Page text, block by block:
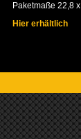
Paketmaße 22,8
Hier erhältlich